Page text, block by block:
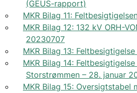
(GEUS-rapport)
MKR Bilag 11:
MKR Bilag 12: 132 kV ORH-
20230707
MKR Bilag 13:
MKR Bilag 14:
Storstrømmen – 28. januar
MKR Bilag 15: Oversigtstabel